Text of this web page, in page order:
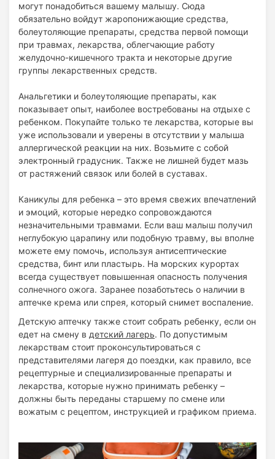
могут понадобиться вашему малышу. Сюда
обязательно войдут жаропонижающие средства,
болеутоляющие препараты, средства первой помощи
при травмах, лекарства, облегчающие работу
желудочно-кишечного тракта и некоторые другие
группы лекарственных средств.
Анальгетики и болеутоляющие препараты, как
показывает опыт, наиболее востребованы на отдыхе с
ребенком. Покупайте только те лекарства, которые вы
уже использовали и уверены в отсутствии у малыша
аллергической реакции на них. Возьмите с собой
электронный градусник. Также не лишней будет мазь
от растяжений связок или болей в суставах.
Каникулы для ребенка – это время свежих впечатлений
и эмоций, которые нередко сопровождаются
незначительными травмами. Если ваш малыш получил
неглубокую царапину или подобную травму, вы вполне
можете ему помочь, используя антисептические
средства, бинт или пластырь. На морских курортах
всегда существует повышенная опасность получения
солнечного ожога. Заранее позаботьтесь о наличии в
аптечке крема или спрея, который снимет воспаление.
Детскую аптечку также стоит собрать ребенку, если он
едет на смену в детский лагерь. По допустимым
лекарствам стоит проконсультироваться с
представителями лагеря до поездки, как правило, все
рецептурные и специализированные препараты и
лекарства, которые нужно принимать ребенку –
должны быть переданы старшему по смене или
вожатым с рецептом, инструкцией и графиком приема.